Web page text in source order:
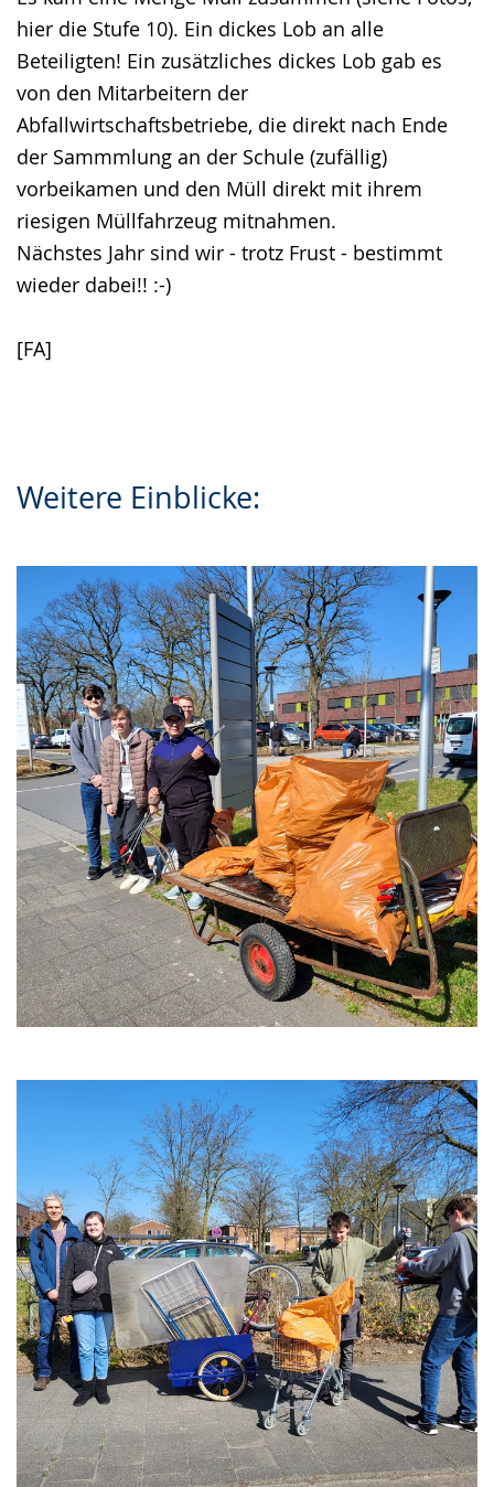
hier die Stufe 10). Ein dickes Lob an alle
Beteiligten! Ein zusätzliches dickes Lob gab es
von den Mitarbeitern der
Abfallwirtschaftsbetriebe, die direkt nach Ende
der Sammmlung an der Schule (zufällig)
vorbeikamen und den Müll direkt mit ihrem
riesigen Müllfahrzeug mitnahmen.
Nächstes Jahr sind wir - trotz Frust - bestimmt
wieder dabei!! :-)
[FA]
Weitere Einblicke: